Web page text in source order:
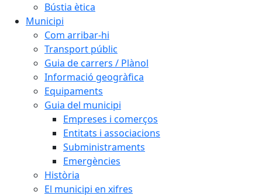
Bústia ètica
Municipi
Com arribar-hi
Transport públic
Guia de carrers / Plànol
Informació geogràfica
Equipaments
Guia del municipi
Empreses i comerços
Entitats i associacions
Subministraments
Emergències
Història
El municipi en xifres